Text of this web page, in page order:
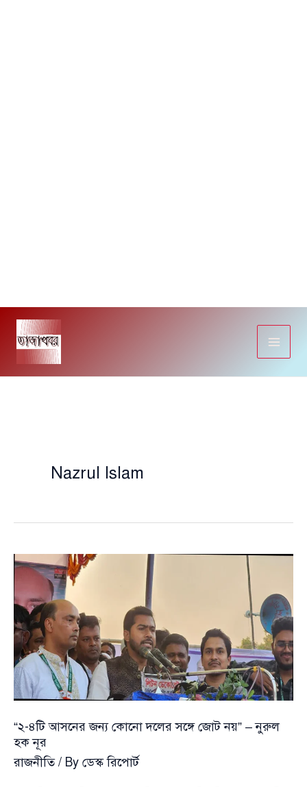
Skip
content
Nazrul Islam
“২-৪টি আসনের জন্য কোনো দলের সঙ্গে জোট নয়” – নুরুল
হক নূর
রাজনীতি/ By ডেস্ক রিপোর্ট